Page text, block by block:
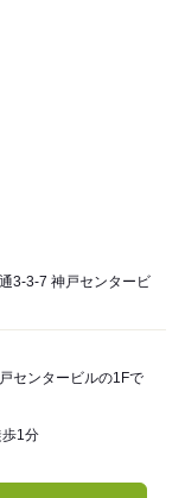
3-3-7 神戸センタービ
センタービルの1Fで
1分